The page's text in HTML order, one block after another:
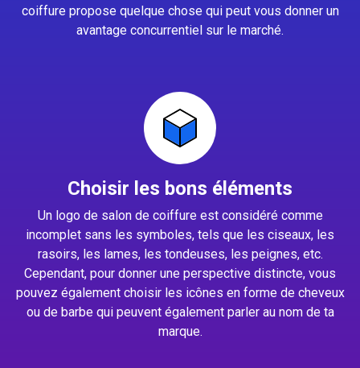
coiffure propose quelque chose qui peut vous donner un
avantage concurrentiel sur le marché.
Choisir les bons éléments
Un logo de salon de coiffure est considéré comme
incomplet sans les symboles, tels que les ciseaux, les
rasoirs, les lames, les tondeuses, les peignes, etc.
Cependant, pour donner une perspective distincte, vous
pouvez également choisir les icônes en forme de cheveux
ou de barbe qui peuvent également parler au nom de ta
marque.